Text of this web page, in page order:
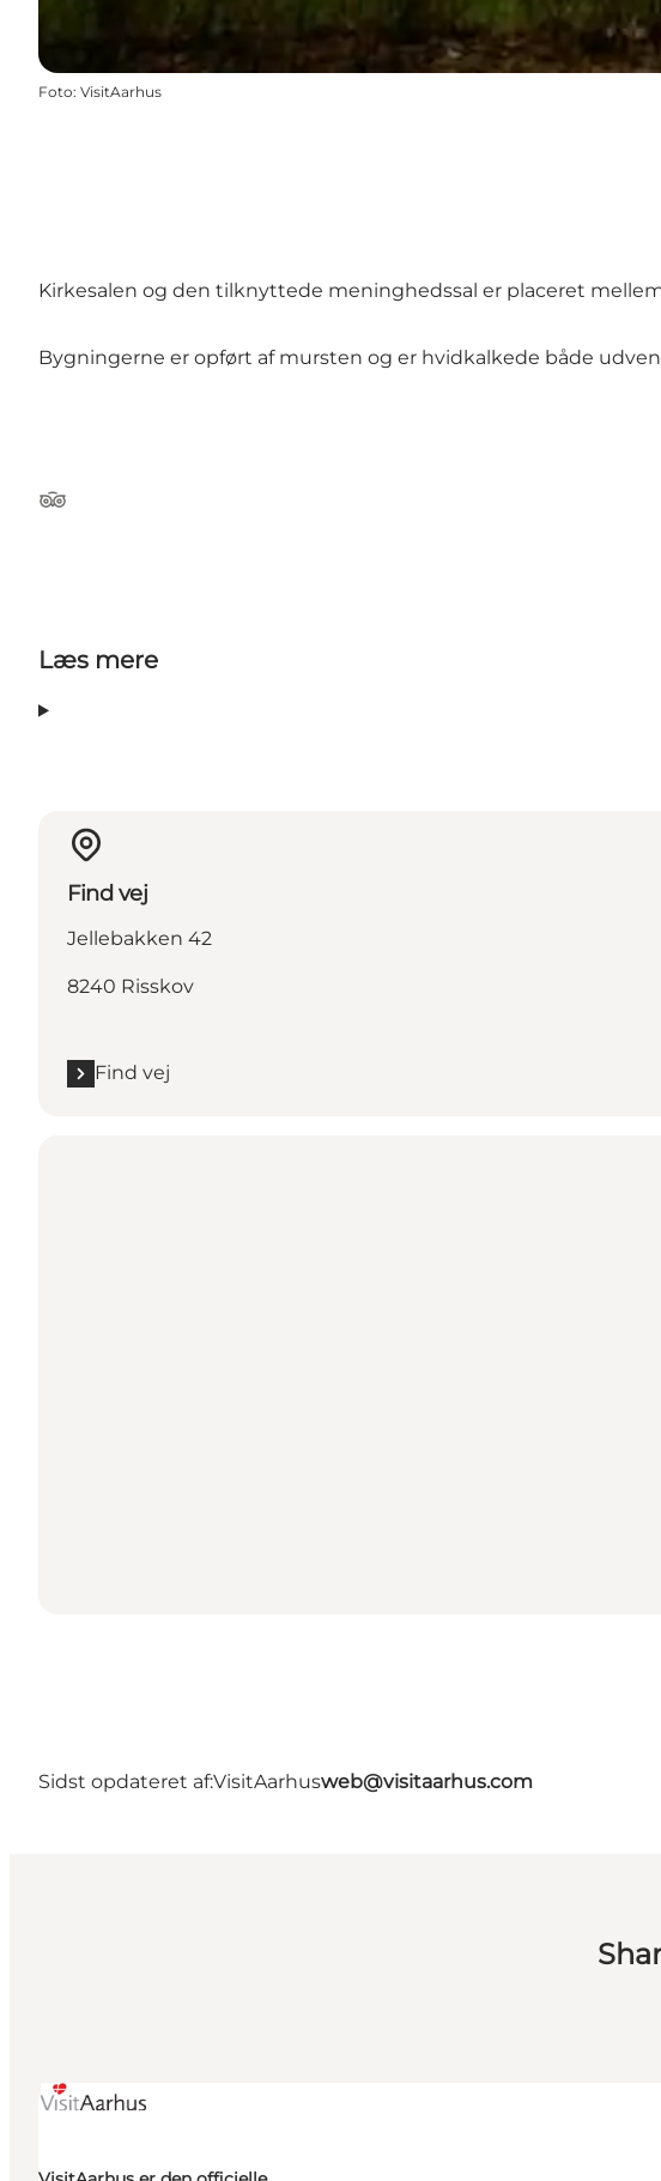
Foto: VisitAarhus
Kirkesalen og den tilknyttede meninghedssal er placeret
Bygningerne er opført af mursten og er hvidkalkede både
Tripadvisor
Læs mere
Find vej
Jellebakken 42
8240 Risskov
Find vej
Sidst opdateret af:VisitAarhusweb@visitaarhus.com